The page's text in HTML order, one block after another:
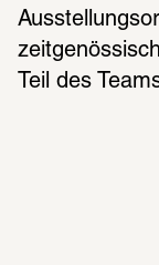
Teil des